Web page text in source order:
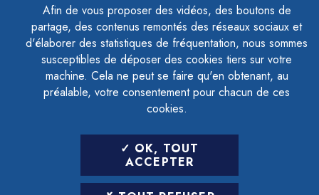
Afin de vous proposer des vidéos, des boutons de
partage, des contenus remontés des réseaux sociaux et
d'élaborer des statistiques de fréquentation, nous sommes
susceptibles de déposer des cookies tiers sur votre
machine. Cela ne peut se faire qu'en obtenant, au
préalable, votre consentement pour chacun de ces
cookies.
OK, TOUT
ACCEPTER
ACCESSIBILITÉ - PARTIELLEMENT CONFORME
PLAN DU SITE
MENTIONS LÉGALES
CONTACTER LE DÉLÉGUÉ À LA PROTECTION DES DONNÉES
GESTION DES COOKIES
LETTRE D'INFORMATION
SAISIR VOTRE ADRESSE E-MAIL
POUR VOUS INSCRIRE :